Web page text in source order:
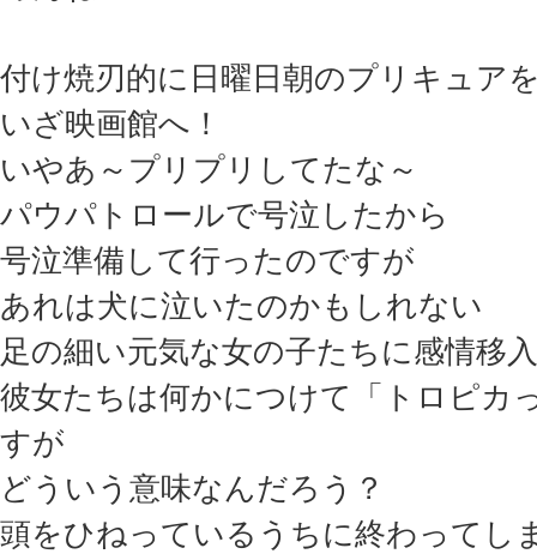
付け焼刃的に日曜日朝のプリキュア
いざ映画館へ！
いやあ～プリプリしてたな～
パウパトロールで号泣したから
号泣準備して行ったのですが
あれは犬に泣いたのかもしれない
足の細い元気な女の子たちに感情移
彼女たちは何かにつけて「トロピカ
すが
どういう意味なんだろう？
頭をひねっているうちに終わってし